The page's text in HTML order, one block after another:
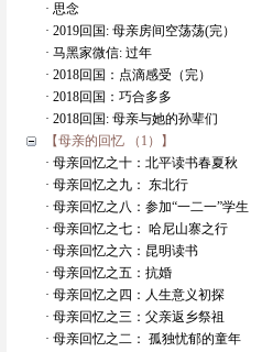
· 思念
· 2019回国: 母亲房间空荡荡(完）
· 马黑家微信: 过年
· 2018回国：点滴感受（完）
· 2018回国：巧合多多
· 2018回国: 母亲与她的孙辈们
【母亲的回忆 （1）】
· 母亲回忆之十：北平读书春夏秋
· 母亲回忆之九： 东北行
· 母亲回忆之八：参加“一二一”学生
· 母亲回忆之七： 哈尼山寨之行
· 母亲回忆之六：昆明读书
· 母亲回忆之五：抗婚
· 母亲回忆之四：人生意义初探
· 母亲回忆之三：父亲返乡祭祖
· 母亲回忆之二： 孤独忧郁的童年